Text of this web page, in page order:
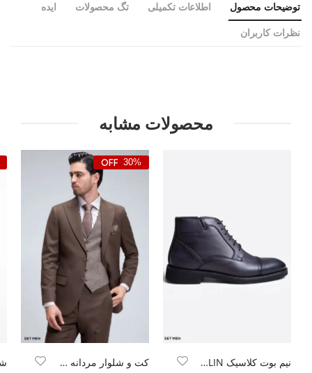
توضیحات محصول اطلاعات تکمیلی تگ محصولات ایده
نظرات کاربران
محصولات مشابه
نیم بوت کلاسیک SETMEN BERLIN
30%
کت و شلوار مردانه سه تکه ژیله دورو